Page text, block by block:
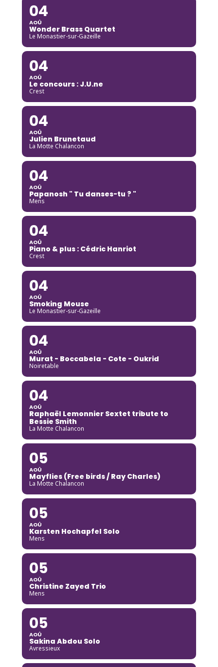
04
AOÛ
Wonder Brass Quartet
Le Monastier-sur-Gazeille
04
AOÛ
Le concours : J.U.ne
Crest
04
AOÛ
Julien Brunetaud
La Motte Chalancon
04
AOÛ
Papanosh " Tu danses-tu ? "
Mens
04
AOÛ
Piano & plus : Cédric Hanriot
Crest
04
AOÛ
Smoking Mouse
Le Monastier-sur-Gazeille
04
AOÛ
Murat - Boccabela - Cote - Oukrid
Noiretable
04
AOÛ
Raphaël Lemonnier Sextet tribute to
Bessie Smith
La Motte Chalancon
05
AOÛ
Mayflies (Free birds / Ray Charles)
La Motte Chalancon
05
AOÛ
Karsten Hochapfel Solo
Mens
05
AOÛ
Christine Zayed Trio
Mens
05
AOÛ
Sakina Abdou Solo
Avressieux